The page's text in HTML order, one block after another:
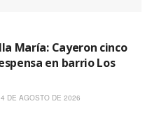
María: Cayeron cinco
en barrio Los
4 DE AGOSTO DE 2026